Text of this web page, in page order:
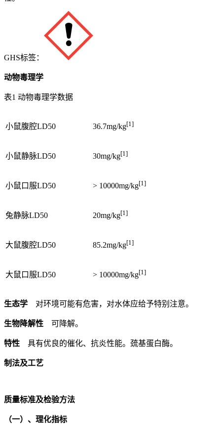
GHS标签：
动物毒理学
表1 动物毒理学数据
小鼠腹腔LD50 36.7mg/kg[1]
小鼠静脉LD50 30mg/kg[1]
小鼠口服LD50 > 10000mg/kg[1]
兔静脉LD50 20mg/kg[1]
大鼠腹腔LD50 85.2mg/kg[1]
大鼠口服LD50 > 10000mg/kg[1]
生态学 对环境可能有危害，对水体应给予特别注意。
生物降解性 可降解。
特性 具有优良的催化、抗炎性能。巯基蛋白酶。
制法及工艺
质量标准及检验方法
（一）、理化指标